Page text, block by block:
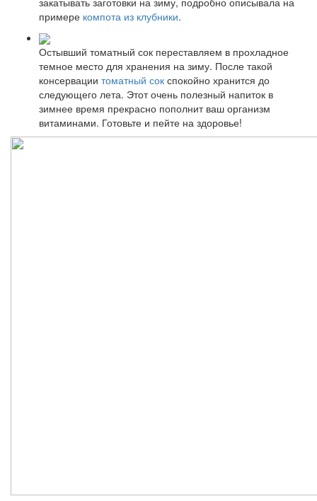
примере компота из клубники.
Остывший томатный сок переставляем в прохладное
темное место для хранения на зиму. После такой
консервации томатный сок спокойно хранится до
следующего лета. Этот очень полезный напиток в
зимнее время прекрасно пополнит ваш организм
витаминами. Готовьте и пейте на здоровье!